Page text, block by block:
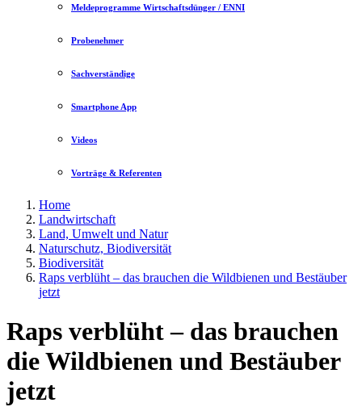
Meldeprogramme Wirtschaftsdünger / ENNI
Probenehmer
Sachverständige
Smartphone App
Videos
Vorträge & Referenten
Home
Landwirtschaft
Land, Umwelt und Natur
Naturschutz, Biodiversität
Biodiversität
Raps verblüht – das brauchen die Wildbienen und Bestäuber
jetzt
Raps verblüht – das brauchen
die Wildbienen und Bestäuber
jetzt